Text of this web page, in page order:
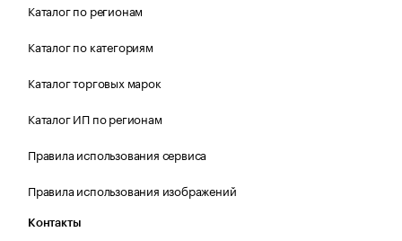
Каталог по регионам
Каталог по категориям
Каталог торговых марок
Каталог ИП по регионам
Правила использования сервиса
Правила использования изображений
Контакты